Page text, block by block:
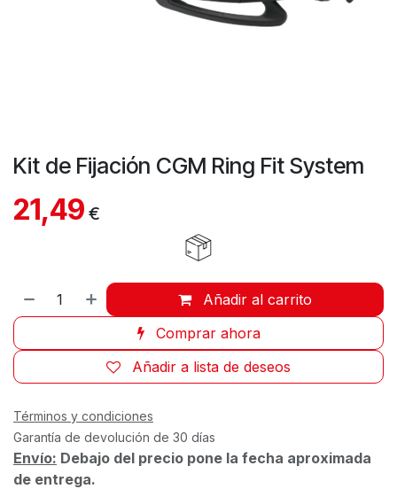
Kit de Fijación CGM Ring Fit System
21,49 €
Añadir al carrito
Comprar ahora
Añadir a lista de deseos
Términos y condiciones
Garantía de devolución de 30 días
Envío: Debajo del precio pone la fecha aproximada
de entrega.